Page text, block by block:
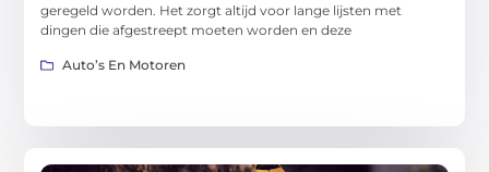
geregeld worden. Het zorgt altijd voor lange lijsten met
dingen die afgestreept moeten worden en deze
Auto’s En Motoren